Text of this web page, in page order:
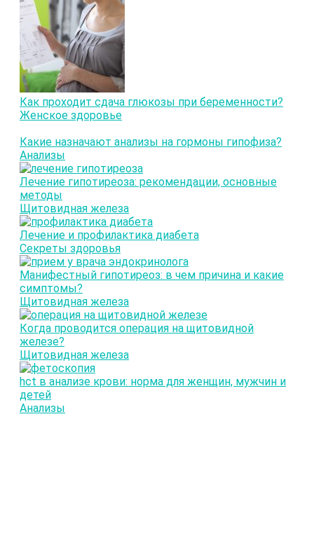
Как проходит сдача глюкозы при беременности?
Женское здоровье
Какие назначают анализы на гормоны гипофиза?
Анализы
Лечение гипотиреоза: рекомендации, основные
методы
Щитовидная железа
Лечение и профилактика диабета
Секреты здоровья
Манифестный гипотиреоз: в чем причина и какие
симптомы?
Щитовидная железа
Когда проводится операция на щитовидной
железе?
Щитовидная железа
hct в анализе крови: норма для женщин, мужчин и
детей
Анализы